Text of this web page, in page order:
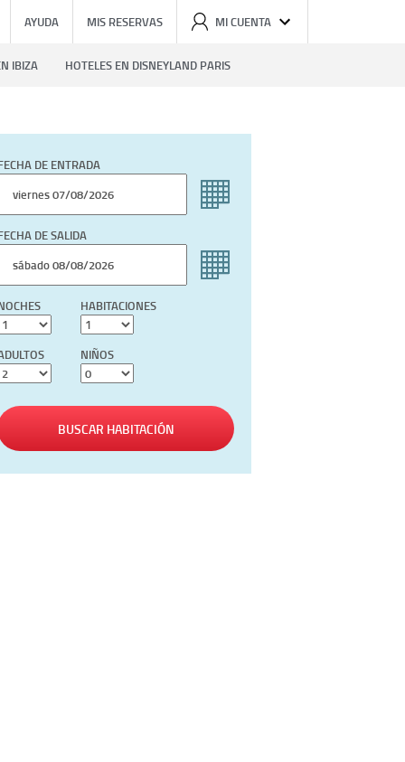
AYUDA MIS RESERVAS MI CUENTA
IBIZA HOTELES EN DISNEYLAND PARIS
DE ENTRADA
DE SALIDA
HABITACIONES
NIÑOS
BUSCAR HABITACIÓN